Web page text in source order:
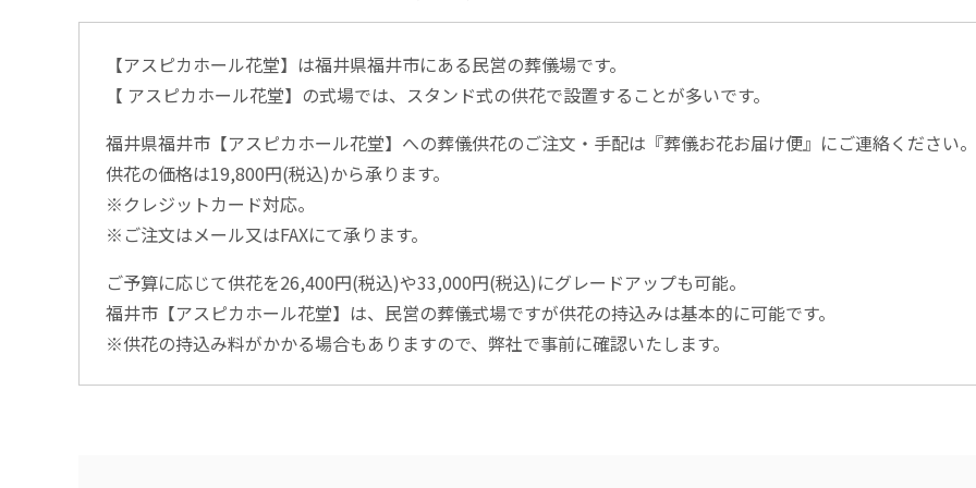
【アスピカホール花堂】は福井県福井市にある民営の葬儀場です。
【 アスピカホール花堂】の式場では、スタンド式の供花で設置することが多いです。
福井県福井市【アスピカホール花堂】への葬儀供花のご注文・手配は『葬儀お花お届け便』にご連絡ください。
供花の価格は19,800円(税込)から承ります。
※クレジットカード対応。
※ご注文はメール又はFAXにて承ります。
ご予算に応じて供花を26,400円(税込)や33,000円(税込)にグレードアップも可能。
福井市【アスピカホール花堂】は、民営の葬儀式場ですが供花の持込みは基本的に可能です。
※供花の持込み料がかかる場合もありますので、弊社で事前に確認いたします。